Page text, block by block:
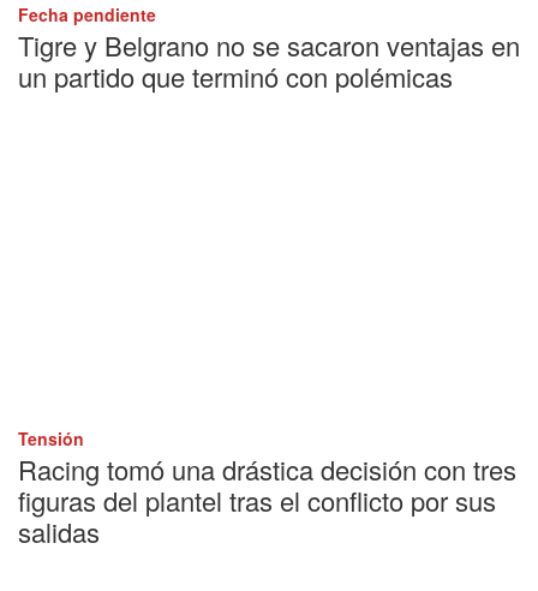
Fecha pendiente
Tigre y Belgrano no se sacaron ventajas en
un partido que terminó con polémicas
Tensión
Racing tomó una drástica decisión con tres
figuras del plantel tras el conflicto por sus
salidas